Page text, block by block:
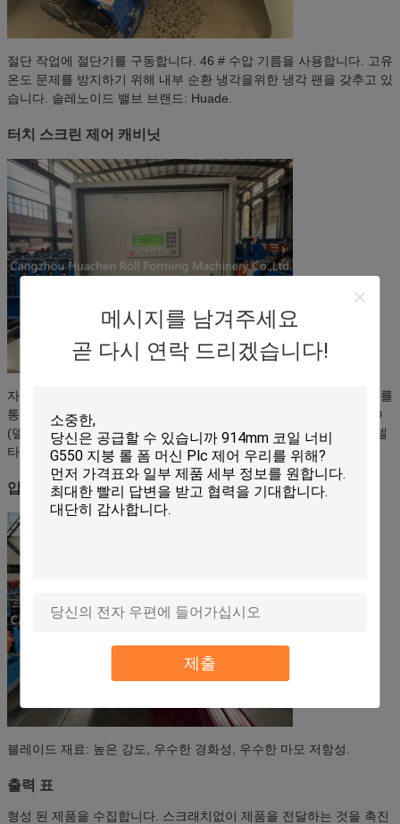
메시지를 남겨주세요
곧 다시 연락 드리겠습니다!
제출
절단 작업에 절단기를 구동합니다. 46 # 수압 기름을 사용합니다. 고유
온도 문제를 방지하기 위해 내부 순환 냉각을위한 냉각 팬을 갖추고 있
습니다. 솔레노이드 밸브 브랜드: Huade.
터치 스크린 제어 캐비닛
자동 및 수동 작동 모드를 갖추고 있습니다. 터치 스크린 인터페이스를
통해 목표 잎 길이와 양을 설정 할 수 있습니다. 전기 구성 요소: VFD
(델타), 서킷 브레이커 (Delixi),접촉기 (Delixi), 릴레이 (신링), PLC (델
타), 트랜스포머 (델리시).
압축 부문 & 커터
블레이드 재료: 높은 강도, 우수한 경화성, 우수한 마모 저항성.
출력 표
형성 된 제품을 수집합니다. 스크래치없이 제품을 전달하는 것을 촉진